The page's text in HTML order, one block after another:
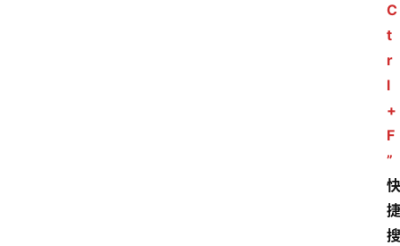
C
t
r
l
+
F
”
快
捷
搜